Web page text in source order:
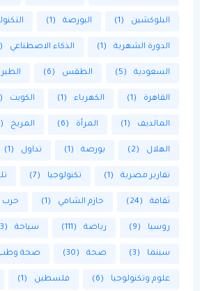
البلوكشين (1) البورصة (1)
الدورة الشهرية (1) الذكاء الاصطناعي (2)
السعودية (5) الطقس (6)
القاهرة (1) الكهرباء (1) الكويت (1)
المالديف (1) المرأة (6) المريخ (1)
الهلال (2) بورصة (1) تداول (1)
تقارير مصرية (1) تكنولوجيا (7)
ثقافة (24) حازم الشامي (1) حرب
روسيا (9) رياضة (111) سياحة (3)
سينما (3) صحة (30) صحة
علوم وتكنولوجيا (6) فلسطين (1)